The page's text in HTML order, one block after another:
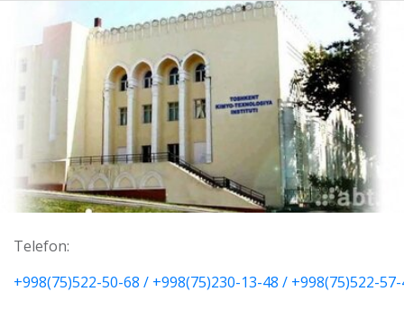
Telefon:
+998(75)522-50-68 / +998(75)230-13-48 / +998(75)522-